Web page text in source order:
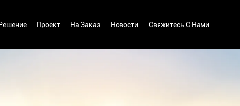
Решение Проект На Заказ Новости Свяжитесь С Нами